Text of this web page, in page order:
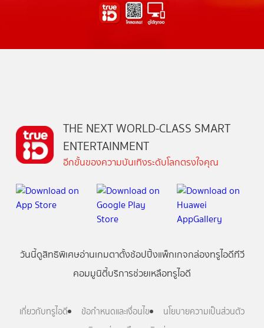
THE NEXT WORLD-CLASS SMART
ENTERTAINMENT
อีกขั้นของความบันเทิงระดับโลกตรงใจคุณ
วันนี้ดูสิทธิพิเศษอ่านเกมตาตั้งช้อปปิ้งแพ็กเกจกล่องทรูไอดีทีวี
คอมมูนิตี้บริการช่วยเหลือทรูไอดี
เกี่ยวกับทรูไอดี ข้อกำหนดและเงื่อนไข
นโยบายความเป็นส่วนตัว